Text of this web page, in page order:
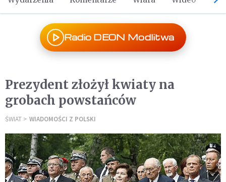
Radio DEON Modlitwa
Prezydent złożył kwiaty na
grobach powstańców
ŚWIAT WIADOMOŚCI Z POLSKI